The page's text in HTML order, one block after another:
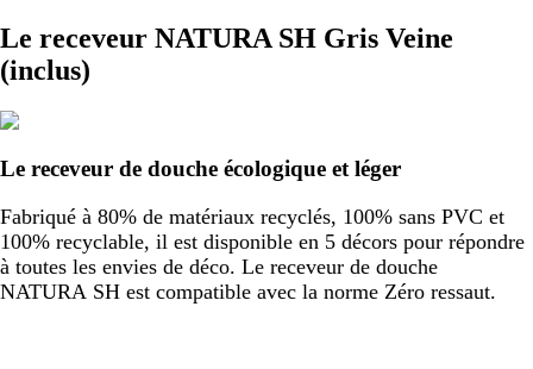
Le receveur NATURA SH Gris Veine
(inclus)
Le receveur de douche écologique et léger
Fabriqué à 80% de matériaux recyclés, 100% sans PVC et
100% recyclable, il est disponible en 5 décors pour répondre
à toutes les envies de déco. Le receveur de douche
NATURA SH est compatible avec la norme Zéro ressaut.